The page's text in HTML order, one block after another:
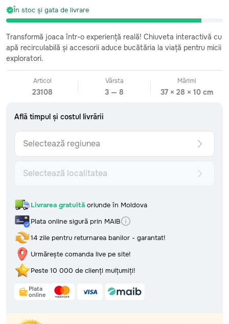
În stoc și gata de livrare
Transformă joaca într-o experiență reală! Chiuveta interactivă cu
apă recirculabilă și accesorii aduce bucătăria la viață pentru micii
exploratori.
Articol
23108
Vârsta
3 — 8
Mărimi
37 × 28 × 10 cm
Află timpul și costul livrării
Selectează regiunea
Selectează localitatea
Livrarea gratuită oriunde în Moldova
Plata online sigură prin MAIB
14 zile pentru returnarea banilor - garantat!
Urmărește comanda live pe site!
Peste 10 000 de clienți mulțumiți!
Plata
online
146 vândute
În stoc și gata de livrare
Selectează regiunea
Selectează localitatea
Livrarea gratuită
Plata online sigură prin MAIB
14 zile pentru returnarea banilor - garantat!
Toate
Bebeluși
Fetițe mici 2-4 ani
Băieți mici 2-4 ani
Fetițe preșcolare 4-6 ani
Fetițe școlare
Băieți școlari
Surprize care sosesc
Văzute recent
INFORMAȚII
Urmărește comanda
Metoda de plată
Retur, rambursări și garanție
Întrebări frecvente (FAQ) și
răspunsuri
Politica de confidențialitate
Termeni și condiții